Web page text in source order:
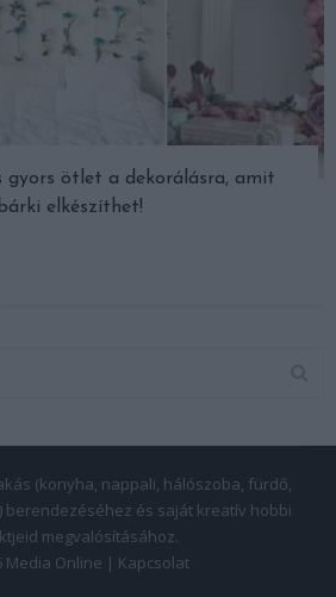
gyors ötlet a dekorálásra, amit
bárki elkészíthet!
(konyha, nappali, hálószoba, fürdő,
berendezéséhez és saját kreatív hobbi
megvalósításához.
Media Online | Kapcsolat